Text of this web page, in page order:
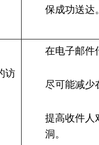
保成功送达。
访
在电子邮件
尽可能减少
提高收件人
洞。